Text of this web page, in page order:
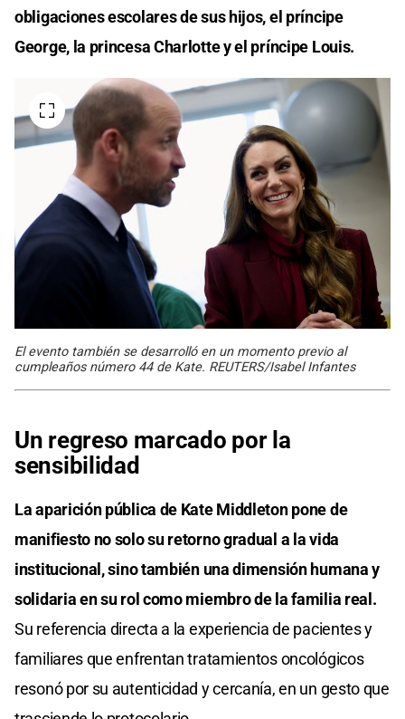
obligaciones escolares de sus hijos, el príncipe
George, la princesa Charlotte y el príncipe Louis.
El evento también se desarrolló en un momento previo al
cumpleaños número 44 de Kate. REUTERS/Isabel Infantes
Un regreso marcado por la
sensibilidad
La aparición pública de Kate Middleton pone de
manifiesto no solo su retorno gradual a la vida
institucional, sino también una dimensión humana y
solidaria en su rol como miembro de la familia real.
Su referencia directa a la experiencia de pacientes y
familiares que enfrentan tratamientos oncológicos
resonó por su autenticidad y cercanía, en un gesto que